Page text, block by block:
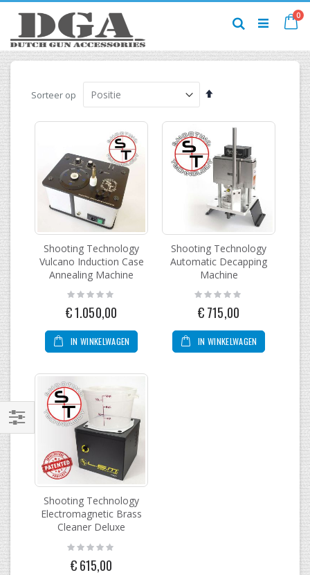
naar
de
inhoud
0
Zoek
Sorteer op
Van
Shooting Technology
Vulcano Induction Case
Annealing Machine
Rating:
0%
€ 1.050,00
IN WINKELWAGEN
Shooting Technology
Automatic Decapping
Machine
Rating:
0%
€ 715,00
IN WINKELWAGEN
Shooting Technology
Electromagnetic Brass
Cleaner Deluxe
Rating:
0%
€ 615,00
Filteren